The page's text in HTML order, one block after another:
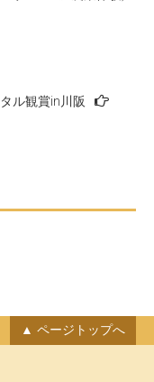
ル観賞in川阪
ページトップへ